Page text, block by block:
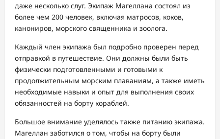
даже несколько слуг. Экипаж Магеллана состоял из
более чем 200 человек, включая матросов, коков,
канониров, морского священника и зоолога.
Каждый член экипажа был подробно проверен перед
отправкой в путешествие. Они должны были быть
физически подготовленными и готовыми к
продолжительным морским плаваниям, а также иметь
необходимые навыки и опыт для выполнения своих
обязанностей на борту кораблей.
Большое внимание уделялось также питанию экипажа.
Магеллан заботился о том, чтобы на борту были